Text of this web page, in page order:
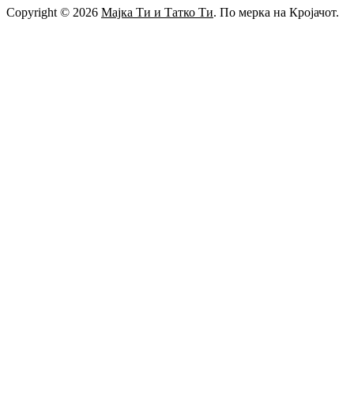
Copyright © 2026 Мајка Ти и Татко Ти. По мерка на Кројачот.